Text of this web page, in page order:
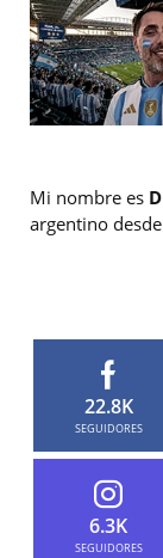
Mi nombre es
argentino
22.8K
SEGUIDORES
6.3K
SEGUIDORES